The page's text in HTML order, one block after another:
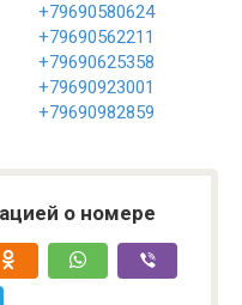
+79690580624
+79690562211
+79690625358
+79690923001
+79690982859
о номере